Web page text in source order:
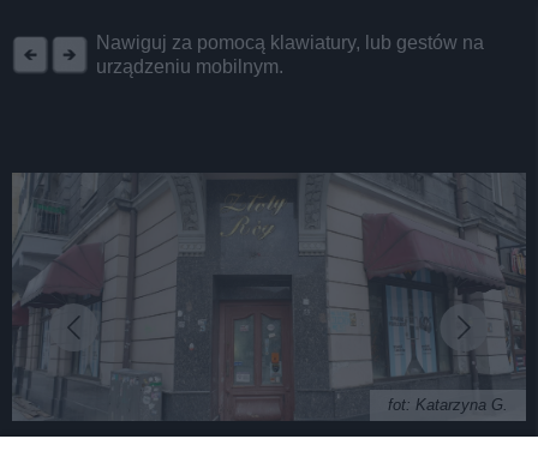
Nawiguj za pomocą klawiatury, lub gestów na
urządzeniu mobilnym.
fot: Katarzyna G.